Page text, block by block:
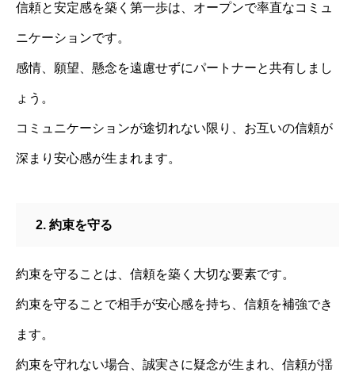
信頼と安定感を築く第一歩は、オープンで率直なコミュ
ニケーションです。
感情、願望、懸念を遠慮せずにパートナーと共有しまし
ょう。
コミュニケーションが途切れない限り、お互いの信頼が
深まり安心感が生まれます。
2. 約束を守る
約束を守ることは、信頼を築く大切な要素です。
約束を守ることで相手が安心感を持ち、信頼を補強でき
ます。
約束を守れない場合、誠実さに疑念が生まれ、信頼が揺